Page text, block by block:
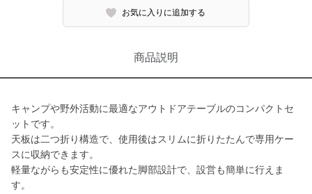
お気に入りに追加する
商品説明
キャンプや野外活動に最適なアウトドアテーブルのコンパクトセ
ットです。
天板は二つ折り構造で、使用後はスリムに折りたたんで専用ケー
スに収納できます。
軽量ながらも安定性に優れた脚部設計で、設営も簡単に行えま
す。